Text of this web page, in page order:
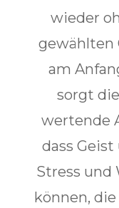
wieder
gewählten
am
sorgt
wertende
dass
Stress
können,